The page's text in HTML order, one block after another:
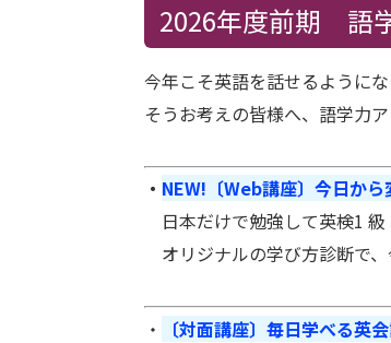
2026年度前期 語
今年こそ英語を話せるように
そうお考えの皆様へ、語学力
・ NEW!〔Web講座〕今日か
日本だけで勉強して英検1 級
オリジナルの学び方診断で、
・ 〔対面講座〕毎日学べる英